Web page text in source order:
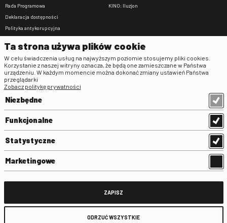
Rada Programowa
Deklaracja dostępności
Polityka antykorupcyjna
Zamówienia publiczne
Praca w FINA
KINO: Iluzjon
Regulaminy
Klauzula informacyjna RODO
Regulamin użytkowania parkingu
Standardy ochrony małoletnich
Regulamin kina Iluzjon
Ta strona używa plików cookie
W celu świadczenia usług na najwyższym poziomie stosujemy pliki cookies.
Korzystanie z naszej witryny oznacza, że będą one zamieszczane w Państwa
urządzeniu. W każdym momencie można dokonać zmiany ustawień Państwa
przeglądarki
Zobacz politykę prywatności
Niezbędne
Funkcjonalne
Statystyczne
Marketingowe
ZAPISZ
ODRZUĆ WSZYSTKIE